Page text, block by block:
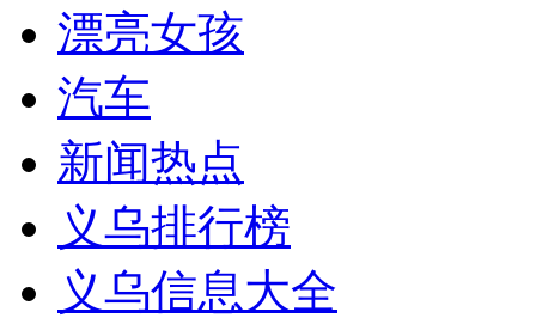
漂亮女孩
汽车
新闻热点
义乌排行榜
义乌信息大全